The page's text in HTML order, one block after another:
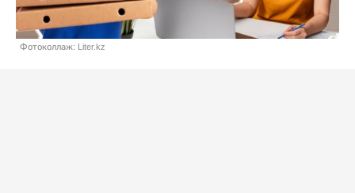
Фотоколлаж: Liter.kz